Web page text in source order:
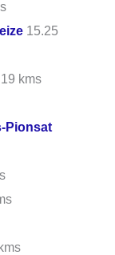
15.25
kms
Pionsat